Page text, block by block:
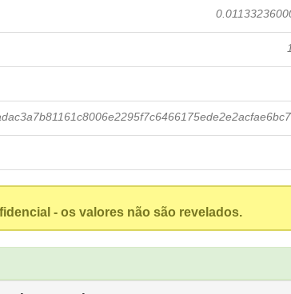
- os valores não são revelados.